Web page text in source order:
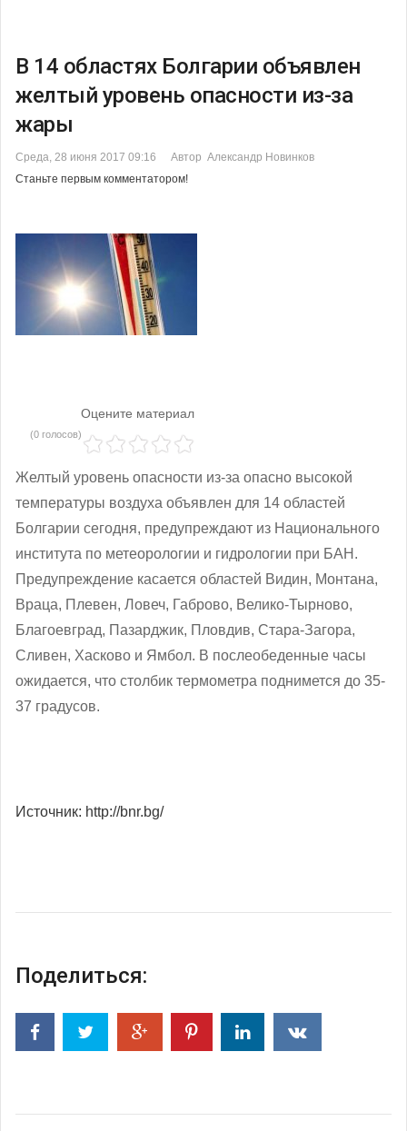
В 14 областях Болгарии объявлен
желтый уровень опасности из-за
жары
Среда, 28 июня 2017 09:16
Автор Александр Новинков
Станьте первым комментатором!
Оцените материал
(0 голосов)
Желтый уровень опасности из-за опасно высокой
температуры воздуха объявлен для 14 областей
Болгарии сегодня, предупреждают из Национального
института по метеорологии и гидрологии при БАН.
Предупреждение касается областей Видин, Монтана,
Враца, Плевен, Ловеч, Габрово, Велико-Тырново,
Благоевград, Пазарджик, Пловдив, Стара-Загора,
Сливен, Хасково и Ямбол. В послеобеденные часы
ожидается, что столбик термометра поднимется до 35-
37 градусов.
Источник: http://bnr.bg/
Поделиться: